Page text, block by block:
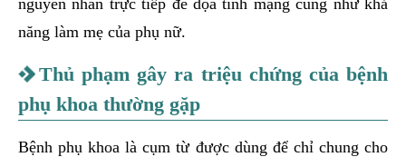
nguyên nhân trực tiếp đe dọa tính mạng cũng như khả
năng làm mẹ của phụ nữ.
Thủ phạm gây ra triệu chứng của bệnh
phụ khoa thường gặp
Bệnh phụ khoa là cụm từ được dùng để chỉ chung cho